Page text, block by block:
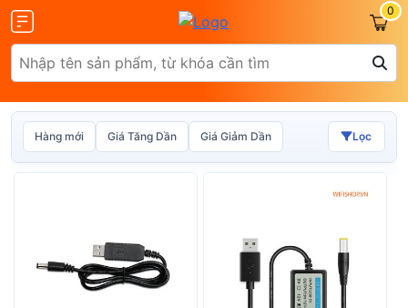
0
Tenda
Hàng mới Giá Tăng Dần Giá Giảm Dần Lọc